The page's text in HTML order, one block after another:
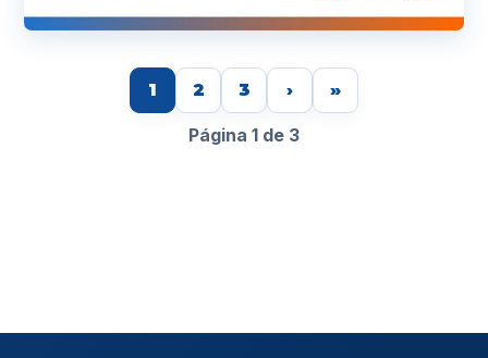
1 2 3 › »
Página 1 de 3